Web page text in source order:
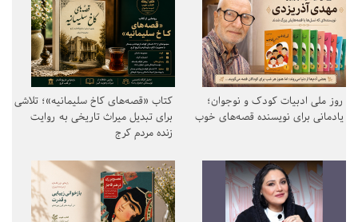
روز ملی ادبیات کودک و نوجوان؛
یادمانی برای نویسنده قصه‌های خوب
کتاب «قصه‌های کاخ سلیمانیه»؛ تلاشی
برای تبدیل میراث تاریخی به روایت
زنده مردم کرج